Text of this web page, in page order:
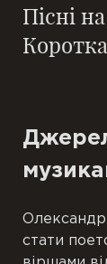
Відгуки
Пісні
Коротка
Олександр
стати